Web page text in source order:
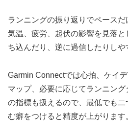
ランニングの振り返りでペースだ
気温、疲労、起伏の影響を見落
ち込んだり、逆に過信したりしや
Garmin Connectでは心拍、ケイ
マップ、必要に応じてランニン
の指標も扱えるので、最低でも
む癖をつけると精度が上がります